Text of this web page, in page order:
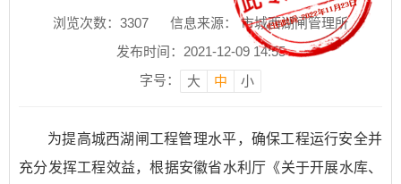
浏览次数： 3307
信息来源： 市城西湖闸管理所
发布时间：2021-12-09 14:55
字号：
大 中 小
为提高城西湖闸工程管理水平，确保工程运行安全并
充分发挥工程效益，根据安徽省水利厅《关于开展水库、